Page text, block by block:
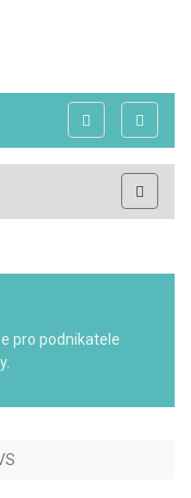
pro podnikatele